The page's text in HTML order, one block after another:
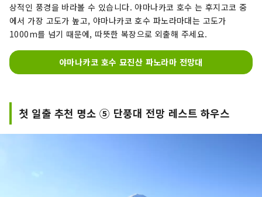
상적인 풍경을 바라볼 수 있습니다. 야마나카코 호수 는 후지고코 중
에서 가장 고도가 높고, 야마나카코 호수 파노라마대는 고도가
1000m를 넘기 때문에, 따뜻한 복장으로 외출해 주세요.
야마나카코 호수 묘진산 파노라마 전망대
첫 일출 추천 명소 ⑤ 단풍대 전망 레스트 하우스